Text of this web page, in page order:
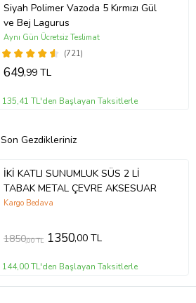
Siyah Polimer Vazoda 5 Kırmızı Gül
ve Bej Lagurus
(721)
Aynı Gün Ücretsiz Teslimat
649,99 TL
135,41 TL'den Başlayan Taksitlerle
Son Gezdikleriniz
İKİ KATLI SUNUMLUK SÜS 2 Lİ
TABAK METAL ÇEVRE AKSESUAR
Kargo Bedava
1850,00 TL 1350,00 TL
144,00 TL'den Başlayan Taksitlerle